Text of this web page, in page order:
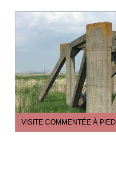
VISITE COMMENTÉE À PIED